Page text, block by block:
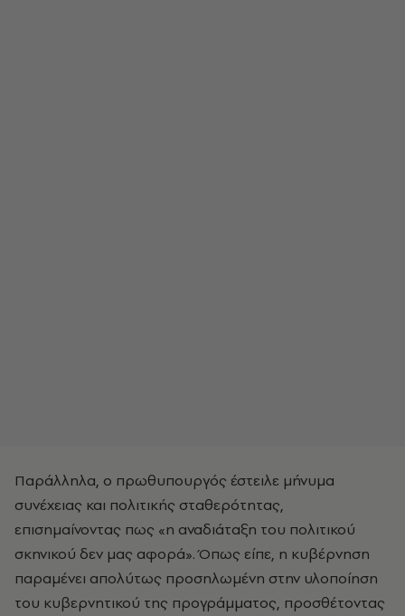
Παράλληλα, ο πρωθυπουργός έστειλε μήνυμα
συνέχειας και πολιτικής σταθερότητας,
επισημαίνοντας πως «η αναδιάταξη του πολιτικού
σκηνικού δεν μας αφορά». Όπως είπε, η κυβέρνηση
παραμένει απολύτως προσηλωμένη στην υλοποίηση
του κυβερνητικού της προγράμματος, προσθέτοντας